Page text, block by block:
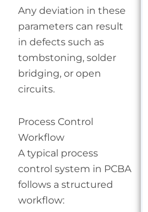
Any deviation in these
parameters can result
in defects such as
tombstoning, solder
bridging, or open
circuits.
Process Control
Workflow
A typical process
control system in PCBA
follows a structured
workflow: